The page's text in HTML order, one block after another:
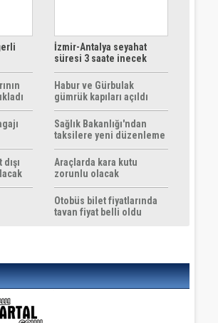
İzmir-Antalya seyahat
süresi 3 saate inecek
Habur ve Gürbulak
gümrük kapıları açıldı
Sağlık Bakanlığı'ndan
taksilere yeni düzenleme
Araçlarda kara kutu
zorunlu olacak
Otobüs bilet fiyatlarında
tavan fiyat belli oldu